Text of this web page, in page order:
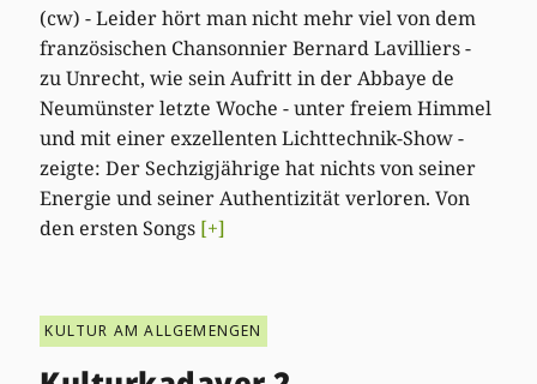
(cw) - Leider hört man nicht mehr viel von dem
französischen Chansonnier Bernard Lavilliers -
zu Unrecht, wie sein Aufritt in der Abbaye de
Neumünster letzte Woche - unter freiem Himmel
und mit einer exzellenten Lichttechnik-Show -
zeigte: Der Sechzigjährige hat nichts von seiner
Energie und seiner Authentizität verloren. Von
den ersten Songs [+]
KULTUR AM ALLGEMENGEN